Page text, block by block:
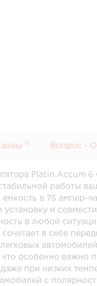
0 Вопрос -
Platin Accum
работы
в 75 ампер-
установку и
в любой
в себе
особенно важно
при низких
с